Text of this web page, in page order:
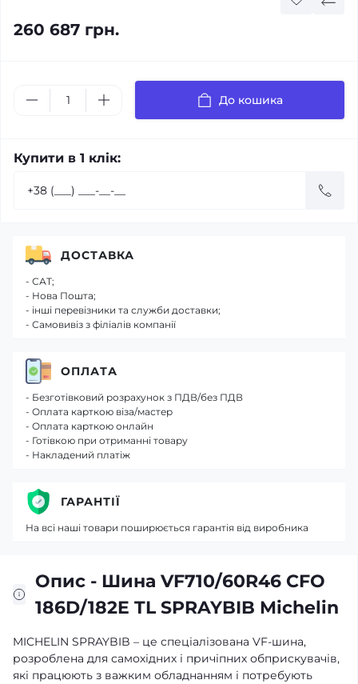
260 687 грн.
До кошика
Купити в 1 клік:
Опис - Шина VF710/60R46 CFO
186D/182E TL SPRAYBIB Michelin
MICHELIN SPRAYBIB – це спеціалізована VF-шина,
розроблена для самохідних і причіпних обприскувачів,
які працюють з важким обладнанням і потребують
ДОСТАВКА
- САТ;
- Нова Пошта;
- інші перевізники та служби доставки;
- Самовивіз з філіалів компанії
ОПЛАТА
- Безготівковий розрахунок з ПДВ/без ПДВ
- Оплата карткою віза/мастер
- Оплата карткою онлайн
- Готівкою при отриманні товару
- Накладений платіж
ГАРАНТІЇ
На всі наші товари поширюється гарантія від виробника